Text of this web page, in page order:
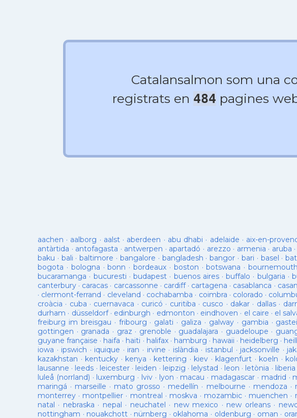
Catalansalmon som una
registrats en 484 pagines
aachen · aalborg · aalst· aberdeen · abu dhabi · adelaide · aix-en-
antàrtida · antofagasta · antwerpen · apartadó · arezzo · armenia · aruba ·
baku · bali ·baltimore · bangalore · bangladesh ·bangor · bari · basel ·
bogota · bologna ·bonn ·bordeaux · boston ·botswana ·bournemouth
bucaramanga · bucuresti · budapest · buenos aires·buffalo · bulgaria ·
canterbury · caracas · carcassonne · cardiff· cartagena · casablanca ·
· clermont-ferrand · cleveland · cochabamba · coimbra · colorado ·
croàcia · cuba · cuernavaca · curicó · curitiba · cusco · dakar · dallas·
durham · düsseldorf· edinburgh · edmonton · eindhoven · el caire · el
freiburg im breisgau · fribourg · galati · galiza · galway· gambia ·
gottingen · granada · graz · grenoble · guadalajara · guadeloupe ·
guyane française · haifa · haiti · halifax· hamburg · hawaii · heidelberg ·
iowa · ipswich · iquique · iran · irvine · islàndia · istanbul · jacksonville ·
kazakhstan · kentucky · kenya · kettering · kiev · klagenfurt · koeln ·
lausanne · leeds · leicester· leiden · leipzig · lelystad · leon · letònia · liberia
luleå (norrland) · luxemburg · lviv · lyon · macau · madagascar · madrid ·
maringá · marseille · mato grosso · medellín · melbourne · mendoza ·
monterrey · montpellier · montreal · moskva · mozambic · muenchen ·
natal · nebraska · nepal · neuchatel · new mexico · new orleans·
nottingham · nouakchott · nürnberg · oklahoma · oldenburg · oman ·